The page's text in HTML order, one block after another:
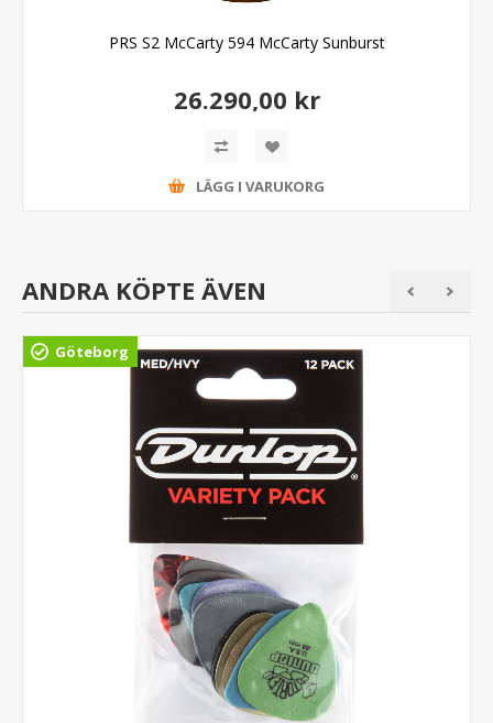
PRS S2 McCarty 594 McCarty Sunburst
26.290,00 kr
LÄGG I VARUKORG
ANDRA KÖPTE ÄVEN
Göteborg